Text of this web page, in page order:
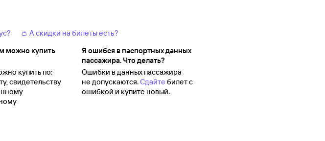
👛 А скидки на билеты есть?
можно купить
купить по:
свидетельству
Я ошибся в паспортных данных
пассажира. Что делать?
Ошибки в данных пассажира
не допускаются.Сдайте билет с
ошибкой и купите новый.